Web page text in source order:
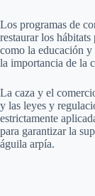
Los programas de
restaurar los
como la educación y
la importancia de la
La caza y el
y las leyes y
estrictamente
para garantizar la
águila arpía.